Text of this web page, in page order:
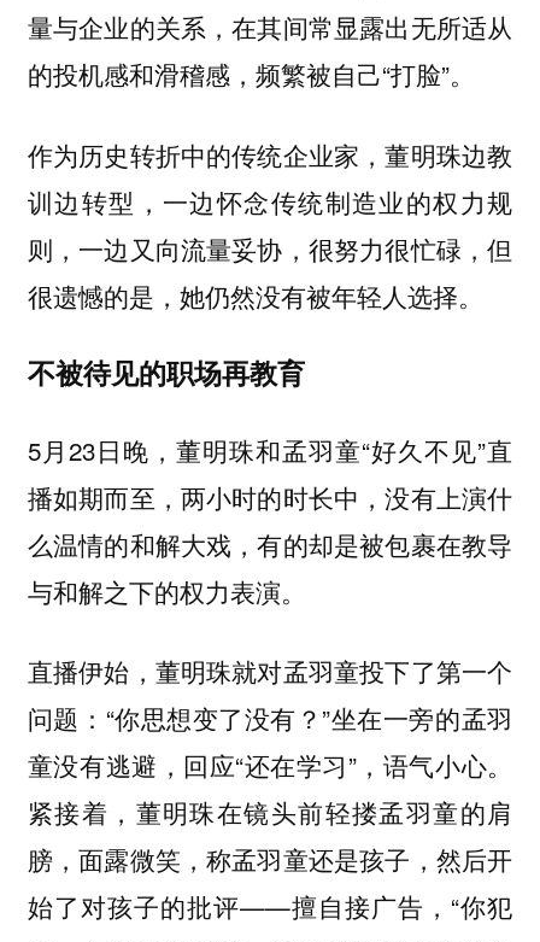
量与企业的关系，在其间常显露出无所适从
的投机感和滑稽感，频繁被自己“打脸”。
作为历史转折中的传统企业家，董明珠边教
训边转型，一边怀念传统制造业的权力规
则，一边又向流量妥协，很努力很忙碌，但
很遗憾的是，她仍然没有被年轻人选择。
不被待见的职场再教育
5月23日晚，董明珠和孟羽童“好久不见”直
播如期而至，两小时的时长中，没有上演什
么温情的和解大戏，有的却是被包裹在教导
与和解之下的权力表演。
直播伊始，董明珠就对孟羽童投下了第一个
问题：“你思想变了没有？”坐在一旁的孟羽
童没有逃避，回应“还在学习”，语气小心。
紧接着，董明珠在镜头前轻搂孟羽童的肩
膀，面露微笑，称孟羽童还是孩子，然后开
始了对孩子的批评——擅自接广告，“你犯